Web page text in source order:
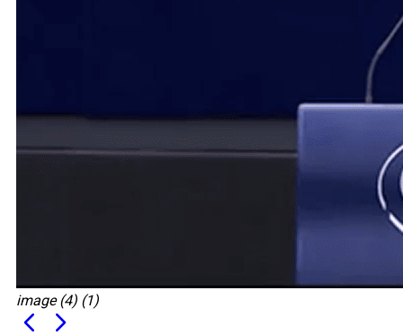
image (4) (1)